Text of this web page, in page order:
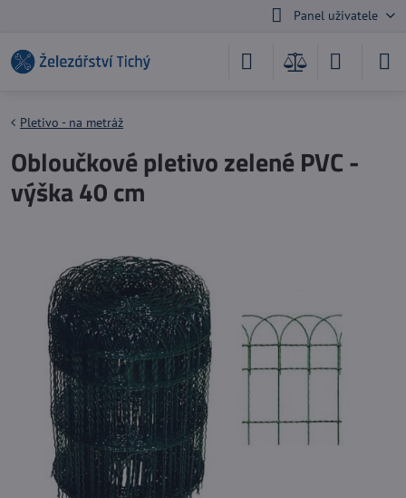
Panel uživatele
Pletivo - na metráž
Obloučkové pletivo zelené PVC -
výška 40 cm